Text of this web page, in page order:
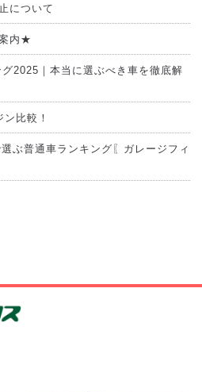
について
内★
2025｜本当に選ぶべき車を徹底解
比較！
ぶ普通車ランキング〖ガレージフィ